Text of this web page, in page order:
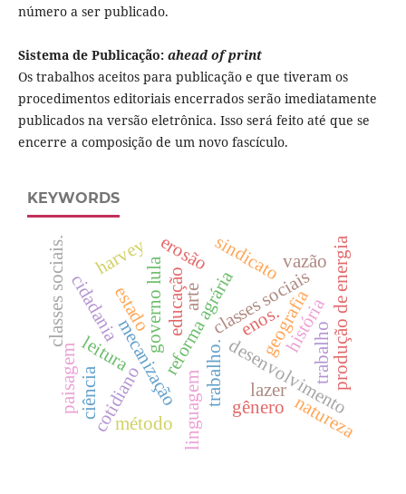
número a ser publicado.
Sistema de Publicação: ahead of print
Os trabalhos aceitos para publicação e que tiveram os
procedimentos editoriais encerrados serão imediatamente
publicados na versão eletrônica. Isso será feito até que se
encerre a composição de um novo fascículo.
KEYWORDS
reforma agrária
governo lula classes sociais
estado
desenvolvimento
produção de energia
mecanização
cotidiano lazer
trabalho.
geografiatrabalho
sindicato
gênero
leitura
cidadania educação
ciência
arte
linguagem
método natureza
classes sociais. vazão
enos.história
paisagem
harvey erosão